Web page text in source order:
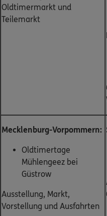
Oldtimermarkt und
Teilemarkt
Mecklenburg-Vorpommern:
Oldtimertage
Mühlengeez bei
Güstrow
Ausstellung, Markt,
Vorstellung und Ausfahrten